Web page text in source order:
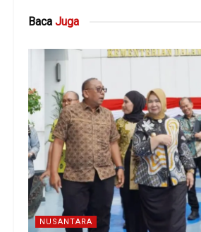
Baca Juga
NUSANTARA